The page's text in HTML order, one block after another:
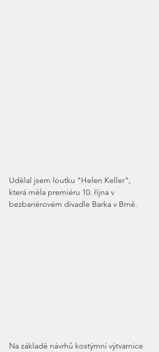
Udělal jsem loutku "Helen Keller",
která měla premiéru 10. října v
bezbariérovém divadle Barka v Brně.
Na základě návrhů kostýmní výtvarnice